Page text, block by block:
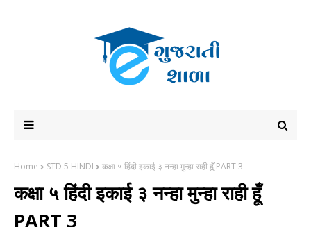
Home STD 5 HINDI कक्षा ५ हिंदी इकाई ३ नन्हा मुन्हा राही हूँ PART 3
कक्षा ५ हिंदी इकाई ३ नन्हा मुन्हा राही हूँ
PART 3